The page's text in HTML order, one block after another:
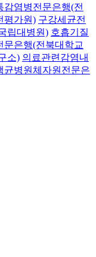
감염병전문은행(전
평가원) 구강세균전
립대병원) 호흡기질
문은행(전북대학교
소) 의료관련감염내
균병원체자원전문은